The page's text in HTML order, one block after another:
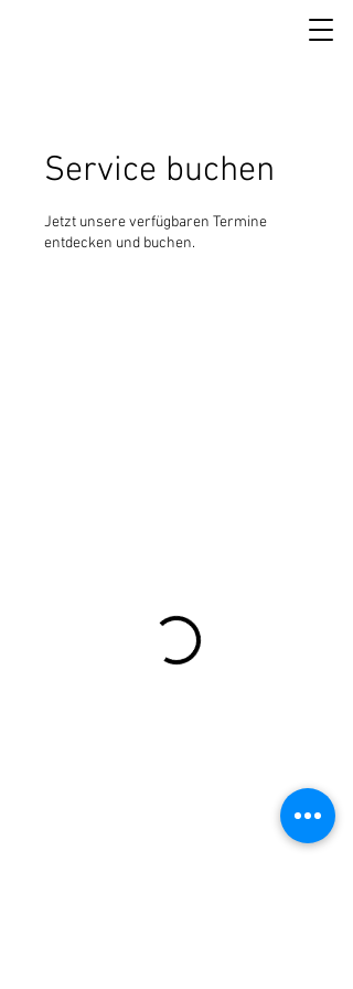
Service buchen
Jetzt unsere verfügbaren Termine
entdecken und buchen.